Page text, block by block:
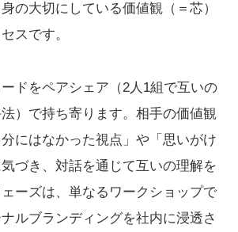
の大切にしている価値観（＝芯）
スです。
ドをペアシェア（2人1組で互いの
）で持ち寄ります。相手の価値観
にはなかった視点」や「思いがけ
づき、対話を通じて互いの理解を
ーズは、単なるワークショップで
ルブランディングを社内に浸透さ